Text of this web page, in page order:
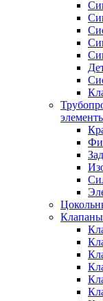
Клапаны